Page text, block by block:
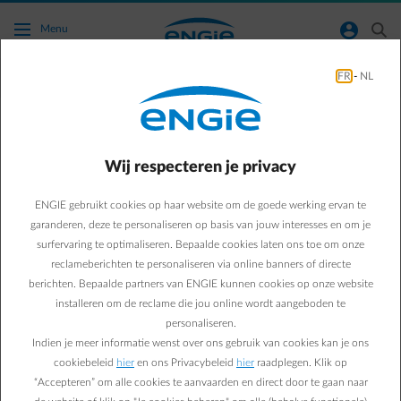
Ga naar de hoofdinhoud
Menu normal-account-circle search
mobiliteit
3 voorbeelden uit de
praktijk: zo bespaar je
maximaal met Empower
Flextime
15/09/2025
1 min
FR - NL
Wij respecteren je privacy
ENGIE gebruikt cookies op haar website om de goede werking ervan te
garanderen, deze te personaliseren op basis van jouw interesses en om je
surfervaring te optimaliseren. Bepaalde cookies laten ons toe om onze
reclameberichten te personaliseren via online banners of directe
berichten. Bepaalde partners van ENGIE kunnen cookies op onze website
installeren om de reclame die jou online wordt aangeboden te
personaliseren.
Indien je meer informatie wenst over ons gebruik van cookies kan je ons
cookiebeleid hier en ons Privacybeleid hier raadplegen. Klik op
“Accepteren” om alle cookies te aanvaarden en direct door te gaan naar